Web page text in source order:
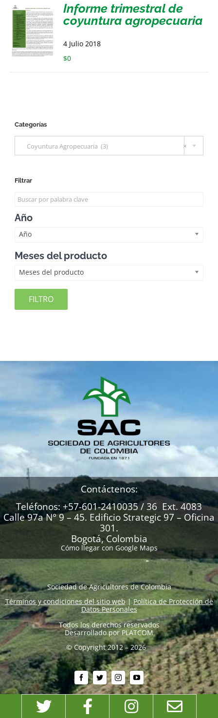
Informe trimestral de
coyuntura agropecuaria
4 Julio 2018
$0
Categorías
×
Coyuntura Agropecuaria (3)
Filtrar
Año
Año
Meses del producto
Meses del producto
FILTRO
Contáctenos:
Teléfonos: +57-601-2410035 / 36 Ext. 4083
Calle 97a N° 9 – 45. Edificio Strategic 97 – Oficina
301.
Bogotá, Colombia
Cómo llegar con Google Maps
Sociedad de Agricultores de Colombia
Términos y condiciones del sitio web|Política de Protección de
Datos Personales
Todos los derechos reservados
Desarrollado por PLATCOM
© Copyright 2012 – 2026
Twitter FacebookInstagram